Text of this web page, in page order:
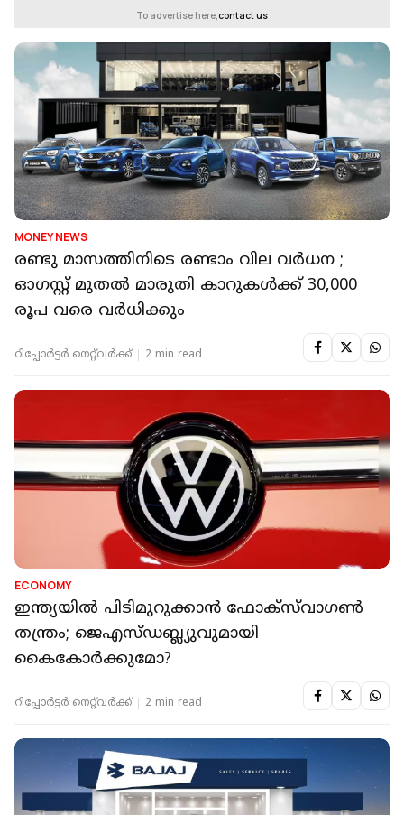
To advertise here, contact us
MONEY NEWS
രണ്ടു മാസത്തിനിടെ രണ്ടാം വില വർധന ;
ഓഗസ്റ്റ് മുതൽ മാരുതി കാറുകൾക്ക് 30,000
രൂപ വരെ വർധിക്കും
റിപ്പോർട്ടർ നെറ്റ്‌വര്‍ക്ക്‌ 2 min read
ECONOMY
ഇന്ത്യയിൽ പിടിമുറുക്കാൻ ഫോക്‌സ്‌വാഗൺ
തന്ത്രം; ജെഎസ്ഡബ്ല്യുവുമായി
കൈകോർക്കുമോ?
റിപ്പോർട്ടർ നെറ്റ്‌വര്‍ക്ക്‌ 2 min read